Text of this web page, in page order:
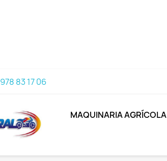
978 83 17 06
MAQUINARIA AGRÍCOLA